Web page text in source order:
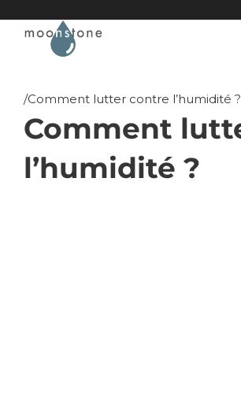
/Comment lutter contre l’humidité ?
Comment
l’humidité ?